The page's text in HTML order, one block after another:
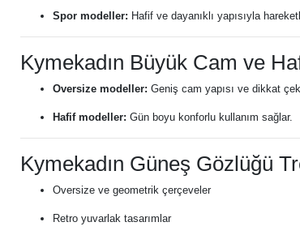
Spor modeller: Hafif ve dayanıklı yapısıyla
Kymekadın Büyük Cam ve
Oversize modeller: Geniş cam yapısı ve dikkat
Hafif modeller: Gün boyu konforlu kullanım sağlar.
Kymekadın Güneş Gözlüğü
Oversize ve geometrik çerçeveler
Retro yuvarlak tasarımlar